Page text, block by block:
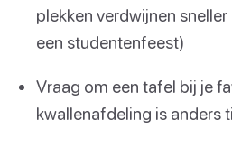
plekken verdwijnen
een studentenfeest)
Vraag om een tafel bij je
kwallenafdeling is anders